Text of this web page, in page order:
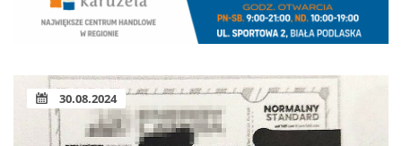
30.08.2024